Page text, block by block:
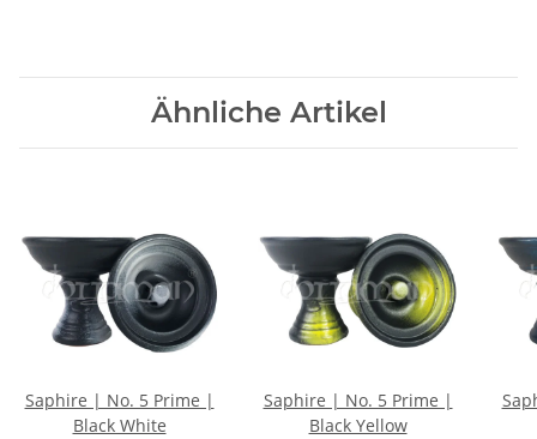
Ähnliche Artikel
Saphire | No. 5 Prime |
Black White
Saphire | No. 5 Prime |
Black Yellow